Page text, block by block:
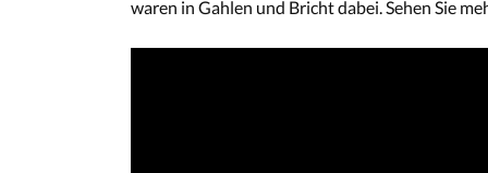
waren in Gahlen und Bricht dabei. Sehen Sie